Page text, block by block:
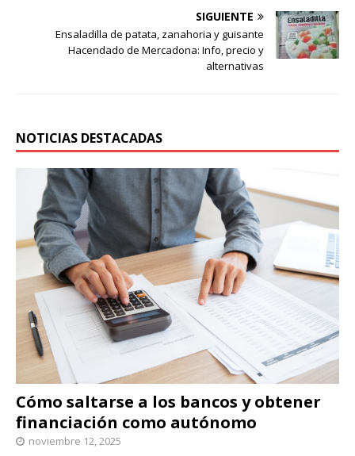
SIGUIENTE
Ensaladilla de patata, zanahoria y guisante
Hacendado de Mercadona: Info, precio y
alternativas
NOTICIAS DESTACADAS
Cómo saltarse a los bancos y obtener
financiación como autónomo
noviembre 12, 2025